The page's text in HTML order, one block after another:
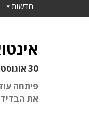
חדשות
30 אוגוסט, 2023
פיתחה
את